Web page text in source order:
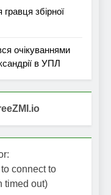
збірної
очікуваннями
в УПЛ
connect to
timed out)